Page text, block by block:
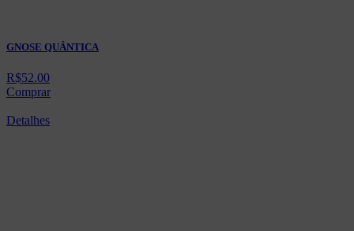
GNOSE QUÂNTICA
R$52.00
Comprar
Detalhes